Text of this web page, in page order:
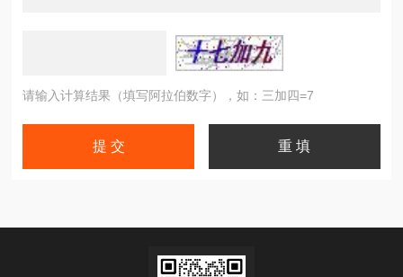
请输入计算结果（填写阿拉伯数字），如：三加四=7